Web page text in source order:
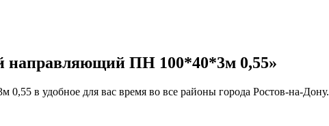
направляющий ПН 100*40*3м 0,55»
в удобное для вас время во все районы города Ростов-на-Дону.